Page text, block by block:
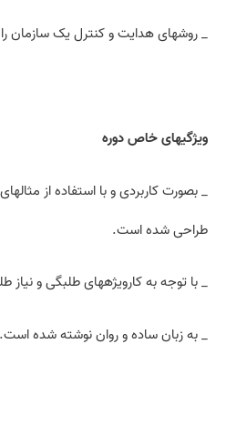
_ روش­های هدایت و کنترل یک سازمان را
ویژگی­های خاص دوره
_ بصورت کاربردی و با استفاده از
طراحی شده است.
_ با توجه به کارویژه­های طلبگی و
_ به زبان ساده و روان نوشته شده است.